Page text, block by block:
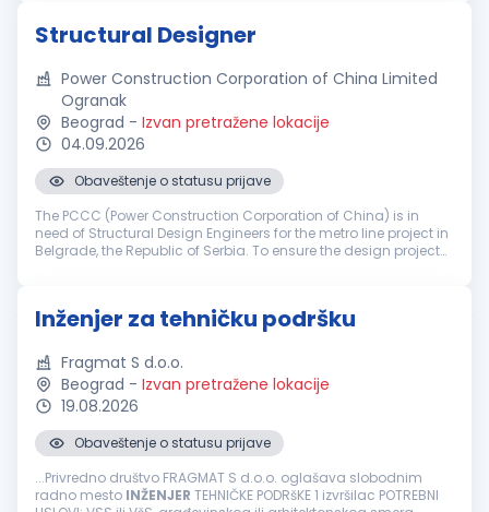
Structural Designer
Power Construction Corporation of China Limited
Ogranak
Beograd - Izvan pretražene lokacije
04.09.2026
Obaveštenje o statusu prijave
The PCCC (Power Construction Corporation of China) is in
need of Structural Design Engineers for the metro line project in
Belgrade, the Republic of Serbia. To ensure the design project
Inženjer za tehničku podršku
Fragmat S d.o.o.
Beograd - Izvan pretražene lokacije
19.08.2026
Obaveštenje o statusu prijave
...Privredno društvo FRAGMAT S d.o.o. oglašava slobodnim
radno mesto INŽENJER TEHNIČKE PODRšKE 1 izvršilac POTREBNI